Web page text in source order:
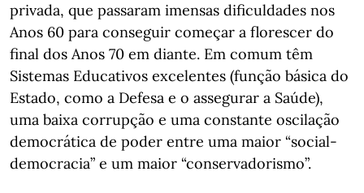
privada, que passaram imensas dificuldades nos
Anos 60 para conseguir começar a florescer do
final dos Anos 70 em diante. Em comum têm
Sistemas Educativos excelentes (função básica do
Estado, como a Defesa e o assegurar a Saúde),
uma baixa corrupção e uma constante oscilação
democrática de poder entre uma maior “social-
democracia” e um maior “conservadorismo”.